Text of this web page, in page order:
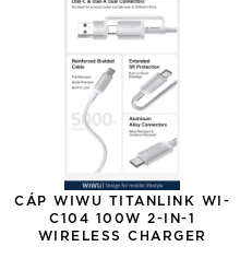
CÁP WIWU TITANLINK WI-
C104 100W 2-IN-1
WIRELESS CHARGER